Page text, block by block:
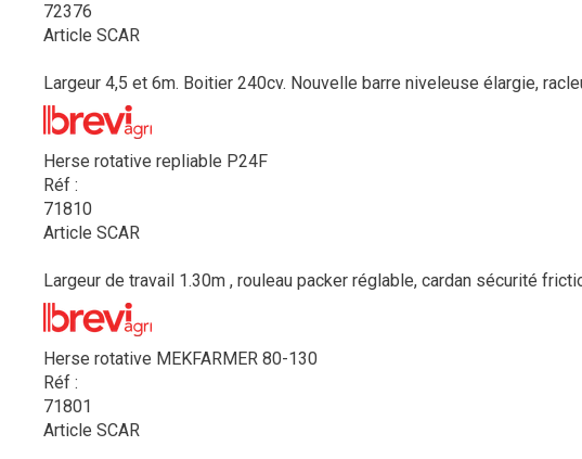
72376
Article SCAR
Largeur 4,5 et 6m. Boitier 240cv. Nouvelle barre niveleuse élargie,
Herse rotative repliable P24F
Réf :
71810
Article SCAR
Largeur de travail 1.30m , rouleau packer réglable, cardan sécurité
Herse rotative MEKFARMER 80-130
Réf :
71801
Article SCAR